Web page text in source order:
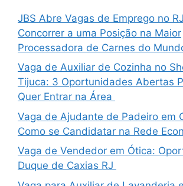
JBS Abre Vagas de Emprego no
Concorrer a uma Posição na Maior
Processadora de Carnes do
Vaga de Auxiliar de Cozinha no
Tijuca: 3 Oportunidades Abertas
Quer Entrar na Área
Vaga de Ajudante de Padeiro em
Como se Candidatar na Rede
Vaga de Vendedor em Ótica:
Duque de Caxias RJ